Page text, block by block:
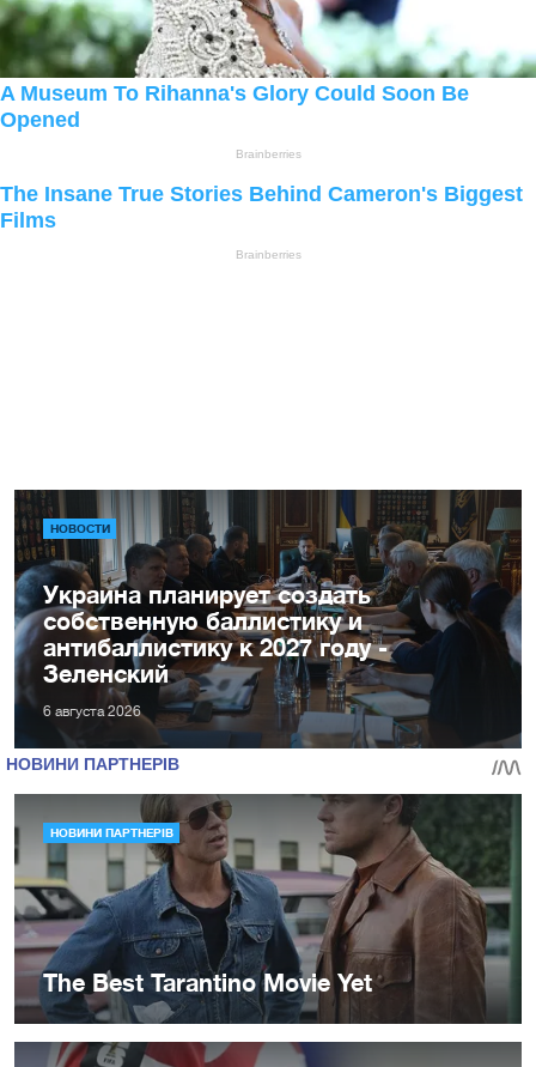
НОВОСТИ
Украина планирует создать
собственную баллистику и
антибаллистику к 2027 году -
Зеленский
6 августа 2026